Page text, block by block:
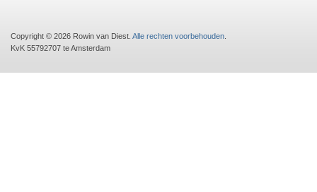
Copyright © 2026 Rowin van Diest. Alle rechten voorbehouden
KvK 55792707 te Amsterdam